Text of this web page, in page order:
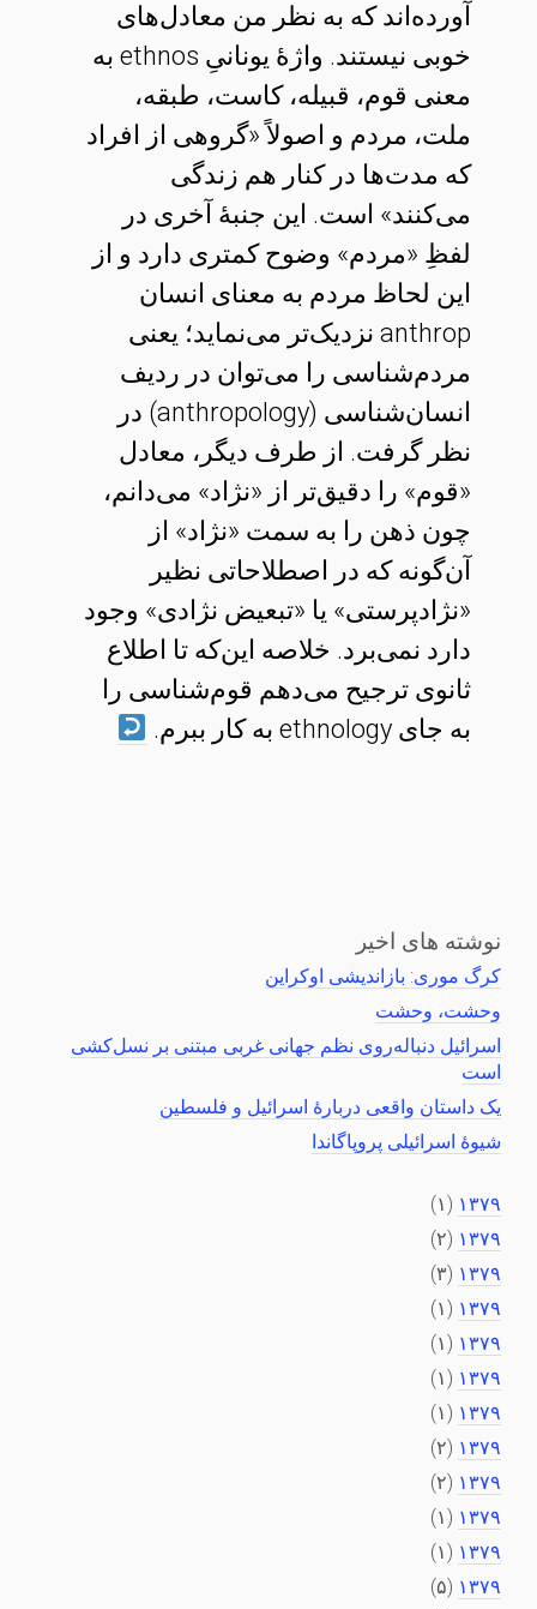
آورده‌اند که به نظر من معادل‌های
خوبی نیستند. واژهٔ یونانیِ ethnos به
معنی قوم، قبیله، کاست، طبقه،
ملت، مردم و اصولاً «گروهی از افراد
که مدت‌ها در کنار هم زندگی
می‌کنند» است. این جنبهٔ آخری در
لفظِ «مردم» وضوح کمتری دارد و از
این لحاظ مردم به معنای انسان
anthrop نزدیک‌تر می‌نماید؛ یعنی
مردم‌شناسی را می‌توان در ردیف
انسان‌شناسی (anthropology) در
نظر گرفت. از طرف دیگر، معادل
«قوم» را دقیق‌تر از «نژاد» می‌دانم،
چون ذهن را به سمت «نژاد» از
آن‌گونه که در اصطلاحاتی نظیر
«نژادپرستی» یا «تبعیض نژادی» وجود
دارد نمی‌برد. خلاصه این‌که تا اطلاع
ثانوی ترجیح می‌دهم قوم‌شناسی را
به جای ethnology به کار ببرم.
نوشته های اخیر
کرگ موری: بازاندیشی اوکراین
وحشت، وحشت
اسرائیل دنباله‌روی نظم جهانی غربی مبتنی بر نسل‌کشی
است
یک داستان واقعی دربارهٔ اسرائیل و فلسطین
شیوهٔ اسرائیلی پروپاگاندا
۱۳۷۹ (۱)
۱۳۷۹ (۲)
۱۳۷۹ (۳)
۱۳۷۹ (۱)
۱۳۷۹ (۱)
۱۳۷۹ (۱)
۱۳۷۹ (۱)
۱۳۷۹ (۲)
۱۳۷۹ (۲)
۱۳۷۹ (۱)
۱۳۷۹ (۱)
۱۳۷۹ (۵)